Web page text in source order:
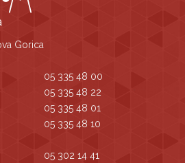
Gorica
05 335 48 00
05 335 48 22
05 335 48 01
05 335 48 10
05 302 14 41